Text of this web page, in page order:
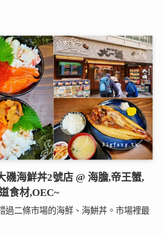
磯海鮮丼2號店 @ 海膽,帝王蟹,
食材,OEC~
過二條市場的海鮮、海鮩丼。市場裡最